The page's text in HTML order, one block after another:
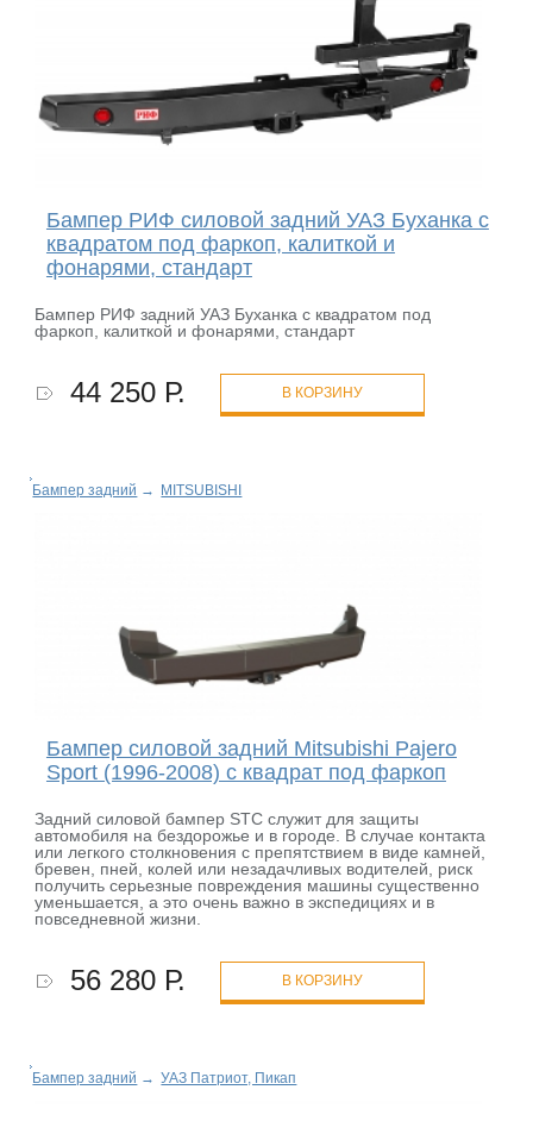
Бампер РИФ силовой задний УАЗ Буханка с
квадратом под фаркоп, калиткой и
фонарями, стандарт
Бампер РИФ задний УАЗ Буханка с квадратом под
фаркоп, калиткой и фонарями, стандарт
44 250 Р. В КОРЗИНУ
Бампер задний → MITSUBISHI
Бампер силовой задний Mitsubishi Pajero
Sport (1996-2008) с квадрат под фаркоп
Задний силовой бампер STC служит для защиты
автомобиля на бездорожье и в городе. В случае контакта
или легкого столкновения с препятствием в виде камней,
бревен, пней, колей или незадачливых водителей, риск
получить серьезные повреждения машины существенно
уменьшается, а это очень важно в экспедициях и в
повседневной жизни.
56 280 Р. В КОРЗИНУ
Бампер задний → УАЗ Патриот, Пикап